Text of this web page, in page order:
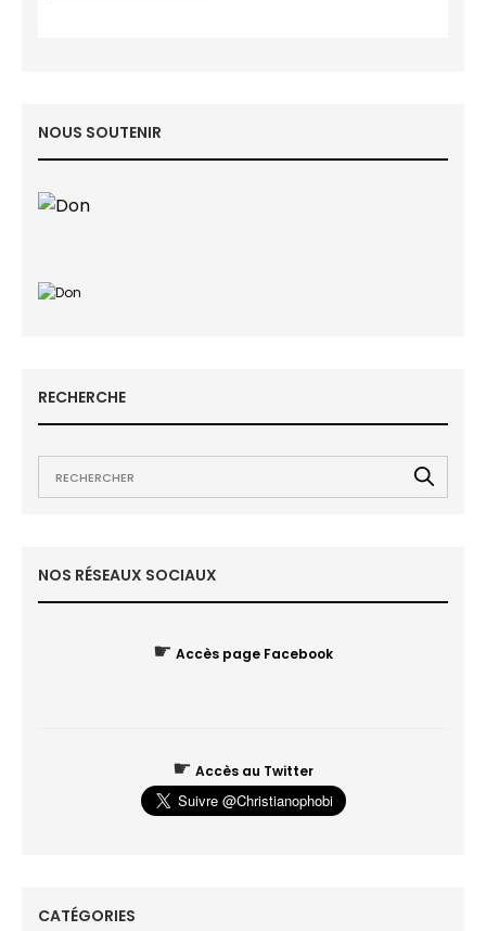
NOUS SOUTENIR
RECHERCHE
NOS RÉSEAUX SOCIAUX
☛ Accès page Facebook
☛ Accès au Twitter
CATÉGORIES